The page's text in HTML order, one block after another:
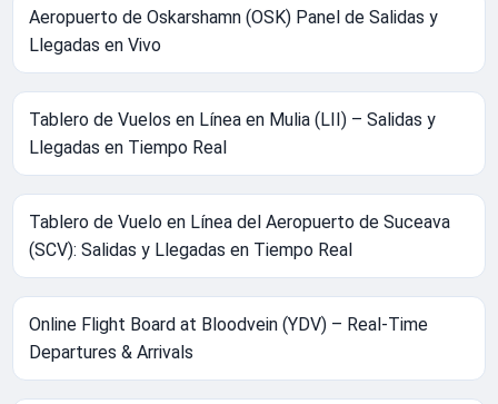
Aeropuerto de Oskarshamn (OSK) Panel de Salidas y
Llegadas en Vivo
Tablero de Vuelos en Línea en Mulia (LII) – Salidas y
Llegadas en Tiempo Real
Tablero de Vuelo en Línea del Aeropuerto de Suceava
(SCV): Salidas y Llegadas en Tiempo Real
Online Flight Board at Bloodvein (YDV) – Real-Time
Departures & Arrivals